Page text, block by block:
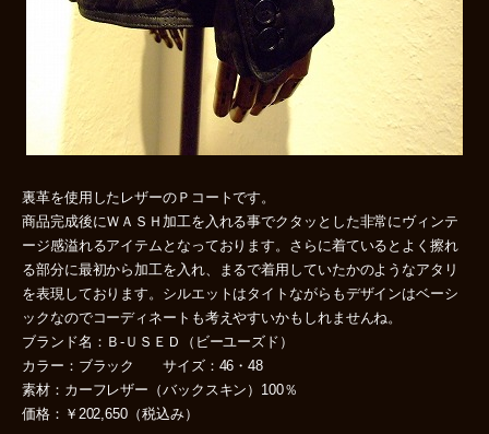
裏革を使用したレザーのＰコートです。
商品完成後にＷＡＳＨ加工を入れる事でクタッとした非常にヴィンテ
ージ感溢れるアイテムとなっております。さらに着ているとよく擦れ
る部分に最初から加工を入れ、まるで着用していたかのようなアタリ
を表現しております。シルエットはタイトながらもデザインはベーシ
ックなのでコーディネートも考えやすいかもしれませんね。
ブランド名：Ｂ-ＵＳＥＤ（ビーユーズド）
カラー：ブラック サイズ：46・48
素材：カーフレザー（バックスキン）100％
価格：￥202,650（税込み）